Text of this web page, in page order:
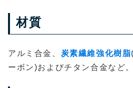
材質
アルミ合金、 炭素繊維強化樹脂
ーボン)およびチタン合金など。